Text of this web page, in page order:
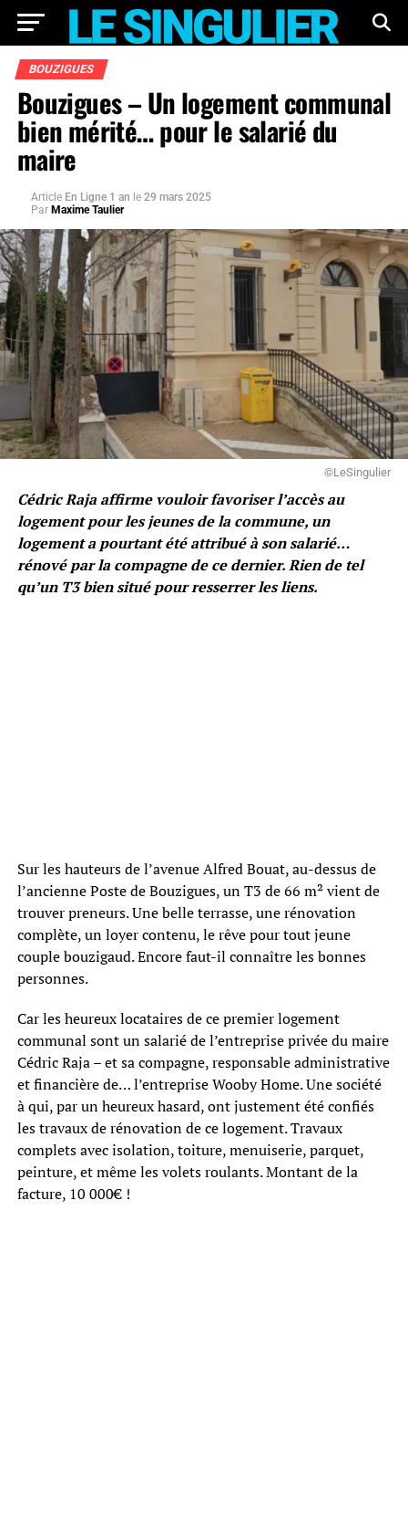
BOUZIGUES
Bouzigues – Un logement communal
bien mérité… pour le salarié du
maire
Article En Ligne 1 an le 29 mars 2025
Par Maxime Taulier
©LeSingulier
Cédric Raja affirme vouloir favoriser l’accès au
logement pour les jeunes de la commune, un
logement a pourtant été attribué à son salarié…
rénové par la compagne de ce dernier. Rien de tel
qu’un T3 bien situé pour resserrer les liens.
Sur les hauteurs de l’avenue Alfred Bouat, au-dessus de
l’ancienne Poste de Bouzigues, un T3 de 66 m² vient de
trouver preneurs. Une belle terrasse, une rénovation
complète, un loyer contenu, le rêve pour tout jeune
couple bouzigaud. Encore faut-il connaître les bonnes
personnes.
Car les heureux locataires de ce premier logement
communal sont un salarié de l’entreprise privée du maire
Cédric Raja – et sa compagne, responsable administrative
et financière de… l’entreprise Wooby Home. Une société
à qui, par un heureux hasard, ont justement été confiés
les travaux de rénovation de ce logement. Travaux
complets avec isolation, toiture, menuiserie, parquet,
peinture, et même les volets roulants. Montant de la
facture, 10 000€ !